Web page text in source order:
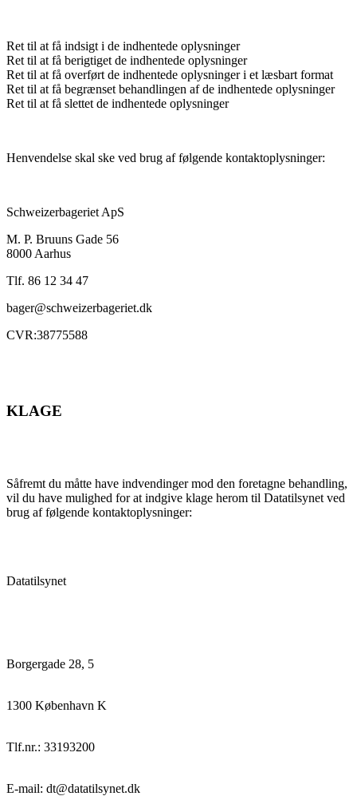
Ret til at få indsigt i de indhentede oplysninger
Ret til at få berigtiget de indhentede oplysninger
Ret til at få overført de indhentede oplysninger i et læsbart format
Ret til at få begrænset behandlingen af de indhentede oplysninger
Ret til at få slettet de indhentede oplysninger
Henvendelse skal ske ved brug af følgende kontaktoplysninger:
Schweizerbageriet ApS
M. P. Bruuns Gade 56
8000 Aarhus
Tlf. 86 12 34 47
bager@schweizerbageriet.dk
CVR:38775588
KLAGE
Såfremt du måtte have indvendinger mod den foretagne behandling,
vil du have mulighed for at indgive klage herom til Datatilsynet ved
brug af følgende kontaktoplysninger:
Datatilsynet
Borgergade 28, 5
1300 København K
Tlf.nr.: 33193200
E-mail: dt@datatilsynet.dk